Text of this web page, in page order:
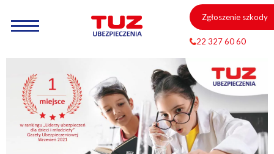
Zgłoszenie szkody
22 327 60 60